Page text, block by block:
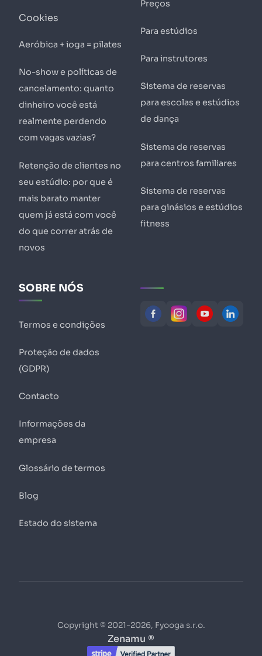
Cookies
Aeróbica + ioga = pilates
No-show e políticas de
cancelamento: quanto
dinheiro você está
realmente perdendo
com vagas vazias?
Retenção de clientes no
seu estúdio: por que é
mais barato manter
quem já está com você
do que correr atrás de
novos
Preços
Para estúdios
Para instrutores
Sistema de reservas
para escolas e estúdios
de dança
Sistema de reservas
para centros familiares
Sistema de reservas
para ginásios e estúdios
fitness
SOBRE NÓS
Termos e condições
Proteção de dados
(GDPR)
Contacto
Informações da
empresa
Glossário de termos
Blog
Estado do sistema
Copyright © 2021-2026, Fyooga s.r.o.
Zenamu ®